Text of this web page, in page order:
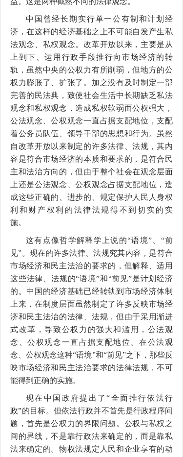
中国曾经长期实行单一公有制和计划经
济，在这样的经济基础之上不可能自发产生私
法观念、私权观念。改革开放以来，主要是从
上到下、运用行政手段推行向市场经济的转
轨，虽然中央的公权力有所削弱，但地方的公
权力膨胀了、扩张了。加之没有及时制定一部
完善的民法典，致使社会生活中长期缺乏私法
观念和私权观念，造成私权软弱而公权强大，
公法观念、公权观念一直占据支配地位，支配
着公务员队伍、领导干部的思想和行为。虽然
自改革开放以来制定的许多法律、法规，其内
容是符合市场经济的本质和要求的，是符合民
主和法治方向的，但由于整个社会在观念层面
上还是公法观念、公权观念占据支配地位，造
成这些正确的、进步的、规定保护人民人身权
利和财产权利的法律法规得不到切实的实
施。
这有点像哲学解释学上说的“语境”、“前
见”。现在的许多法律、法规究其内容，是符合
市场经济和民主法治的要求的，但解释、适用
这些法律、法规的“语境”和“前见”是计划经济
的。中国的经济基础已经转轨到市场经济体制
上来，在制度层面虽然制定了许多反映市场经
济和民主法治的法律、法规，但由于采用渐进
式改革，导致公权力的强大和滥用，公法观
念、公权观念一直占据支配地位。在公法观
念、公权观念这种“语境”和“前见”之下，那些反
映市场经济和民主法治要求的法律法规，不可
能得到正确的实施。
现在中国政府提出了“全面推行依法行
政”的目标。但依法行政并不首先是行政程序问
题，首先是公权力的界限问题。公权与私权之
间的界线，不是靠行政法来确定的，而是靠私
法来确定的。物权法规定人民和企业享有的动